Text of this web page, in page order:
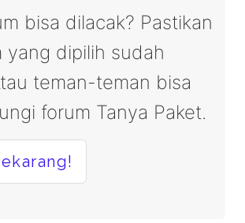
bisa dilacak? Pastikan
yang dipilih sudah
teman-teman bisa
forum Tanya Paket.